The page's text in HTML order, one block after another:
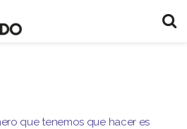
que tenemos que hacer es